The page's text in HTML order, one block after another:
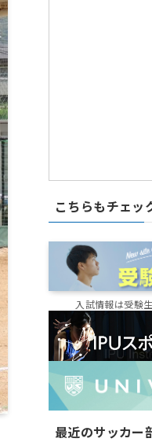
こちらもチェッ
入試情報は受験
最近のサッカー